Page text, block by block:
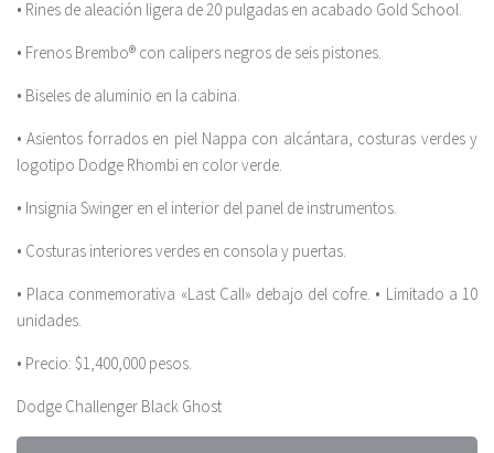
• Rines de aleación ligera de 20 pulgadas en acabado Gold School.
• Frenos Brembo® con calipers negros de seis pistones.
• Biseles de aluminio en la cabina.
• Asientos forrados en piel Nappa con alcántara, costuras verdes y
logotipo Dodge Rhombi en color verde.
• Insignia Swinger en el interior del panel de instrumentos.
• Costuras interiores verdes en consola y puertas.
• Placa conmemorativa «Last Call» debajo del cofre. • Limitado a 10
unidades.
• Precio: $1,400,000 pesos.
Dodge Challenger Black Ghost